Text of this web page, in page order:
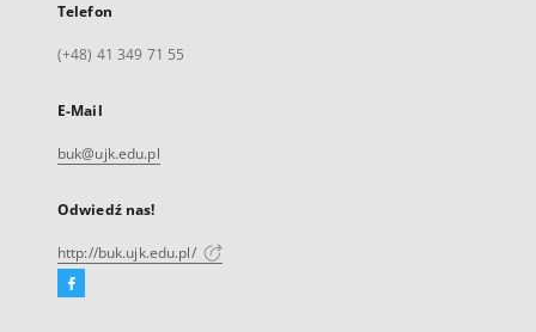
Telefon
(+48) 41 349 71 55
E-Mail
buk@ujk.edu.pl
Odwiedź nas!
http://buk.ujk.edu.pl/
Facebook